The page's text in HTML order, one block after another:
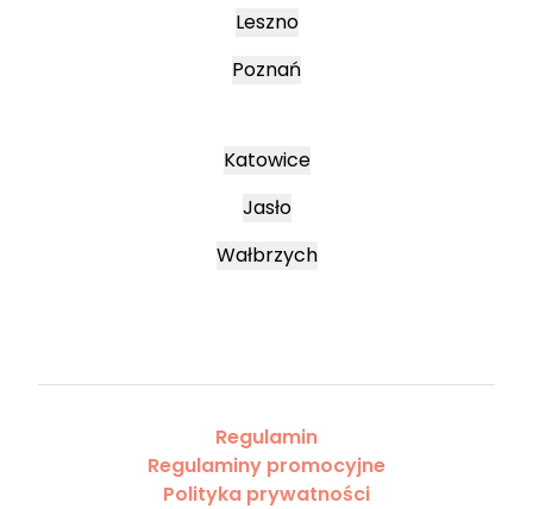
Leszno
Poznań
Katowice
Jasło
Wałbrzych
Regulamin
Regulaminy promocyjne
Polityka prywatności